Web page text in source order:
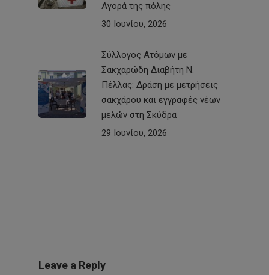
Αγορά της πόλης
30 Ιουνίου, 2026
Σύλλογος Ατόμων με
Σακχαρώδη Διαβήτη Ν.
Πέλλας: Δράση με μετρήσεις
σακχάρου και εγγραφές νέων
μελών στη Σκύδρα
29 Ιουνίου, 2026
Leave a Reply